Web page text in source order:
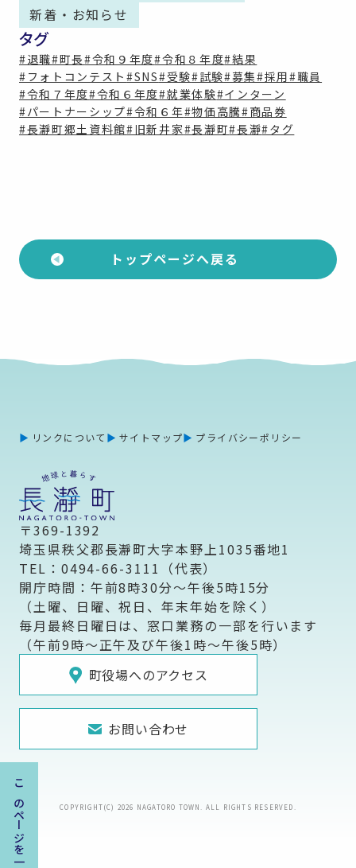
新着・お知らせ
タグ
#退職#町長#令和９年度#令和８年度#結果
#フォトコンテスト#SNS#受験#試験#募集#採用#職員
#令和７年度#令和６年度#就業体験#インターン
#パートナーシップ#令和６年#物価高騰#商品券
#長瀞町郷土資料館#旧新井家#長瀞町#長瀞#タグ
トップページへ戻る
リンクについて サイトマップ プライバシーポリシー
〒369-1392
埼玉県秩父郡長瀞町大字本野上1035番地1
TEL：0494-66-3111（代表）
開庁時間：午前8時30分～午後5時15分
（土曜、日曜、祝日、年末年始を除く）
毎月最終日曜日は、窓口業務の一部を行います
（午前9時～正午及び午後1時～午後5時）
町役場へのアクセス
お問い合わせ
COPYRIGHT(C) 2026 NAGATORO TOWN. ALL RIGHTS RESERVED.